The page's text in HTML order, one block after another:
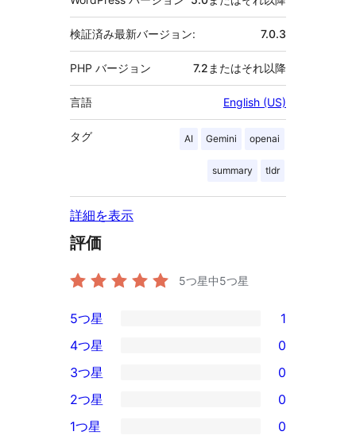
検証済み最新バージョン: 7.0.3
PHP バージョン 7.2またはそれ以降
言語 English (US)
タグ AI Gemini openai
summary tldr
詳細を表示
評価
5つ星中5つ星
1
5-
星
レ
ビ
5つ星 1
4-
星
レ
4つ星 0
0
3-
星
3つ星 0
2-
2つ星 0
1つ星 0